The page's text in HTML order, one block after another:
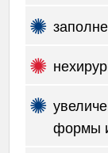
формы